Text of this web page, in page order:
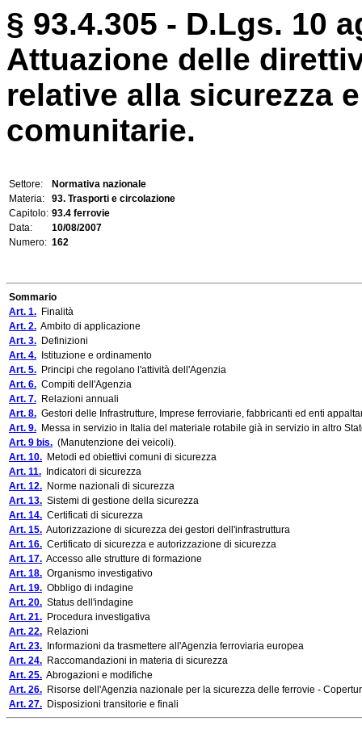
§ 93.4.305 - D.Lgs. 10
Attuazione delle
relative alla sicurezza
comunitarie.
Settore:
Normativa nazionale
Materia:
93. Trasporti e circolazione
Capitolo: 93.4 ferrovie
Data:
10/08/2007
Numero: 162
Sommario
Art. 1. Finalità
Art. 2. Ambito di applicazione
Art. 3. Definizioni
Art. 4. Istituzione e ordinamento
Art. 5. Principi che regolano l'attività dell'Agenzia
Art. 6. Compiti dell'Agenzia
Art. 7. Relazioni annuali
Art. 8. Gestori delle Infrastrutture, Imprese ferroviarie, fabbricanti ed enti
Art. 9. Messa in servizio in Italia del materiale rotabile già in servizio in altro
Art. 9 bis. (Manutenzione dei veicoli).
Art. 10. Metodi ed obiettivi comuni di sicurezza
Art. 11. Indicatori di sicurezza
Art. 12. Norme nazionali di sicurezza
Art. 13. Sistemi di gestione della sicurezza
Art. 14. Certificati di sicurezza
Art. 15. Autorizzazione di sicurezza dei gestori dell'infrastruttura
Art. 16. Certificato di sicurezza e autorizzazione di sicurezza
Art. 17. Accesso alle strutture di formazione
Art. 18. Organismo investigativo
Art. 19. Obbligo di indagine
Art. 20. Status dell'indagine
Art. 21. Procedura investigativa
Art. 22. Relazioni
Art. 23. Informazioni da trasmettere all'Agenzia ferroviaria europea
Art. 24. Raccomandazioni in materia di sicurezza
Art. 25. Abrogazioni e modifiche
Art. 26. Risorse dell'Agenzia nazionale per la sicurezza delle ferrovie -
Art. 27. Disposizioni transitorie e finali